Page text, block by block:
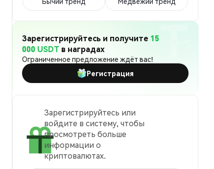
Зарегистрируйтесь и получите 15
000 USDT в наградах
Ограниченное предложение ждёт вас!
Регистрация
Зарегистрируйтесь или
войдите в систему, чтобы
просмотреть больше
информации о
криптовалютах.